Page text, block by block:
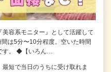
容系モニター』として活躍して
は5分〜10分程度。空いた時間
す。 ◆【いろん…
短で当日のうちに受け取れま